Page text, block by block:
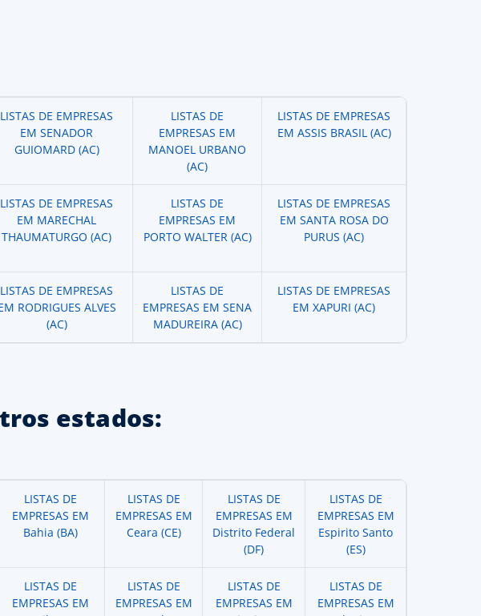
LISTAS DE EMPRESAS
EM SENADOR
GUIOMARD (AC)
LISTAS DE
EMPRESAS EM
MANOEL URBANO
(AC)
LISTAS DE EMPRESAS
EM ASSIS BRASIL (AC)
LISTAS DE EMPRESAS
EM MARECHAL
THAUMATURGO (AC)
LISTAS DE
EMPRESAS EM
PORTO WALTER (AC)
LISTAS DE EMPRESAS
EM SANTA ROSA DO
PURUS (AC)
LISTAS DE EMPRESAS
RODRIGUES ALVES
(AC)
LISTAS DE
EMPRESAS EM SENA
MADUREIRA (AC)
LISTAS DE EMPRESAS
EM XAPURI (AC)
estados:
LISTAS DE
EMPRESAS EM
Bahia (BA)
LISTAS DE
EMPRESAS EM
Ceara (CE)
LISTAS DE
EMPRESAS EM
Distrito Federal
(DF)
LISTAS DE
EMPRESAS EM
Espirito Santo
(ES)
LISTAS DE
EMPRESAS EM
LISTAS DE
EMPRESAS EM
LISTAS DE
EMPRESAS EM
LISTAS DE
EMPRESAS EM